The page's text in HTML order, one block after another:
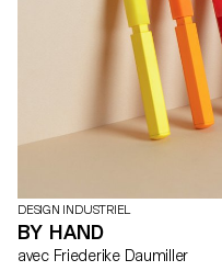
DESIGN INDUSTRIEL
BY HAND
avec Friederike Daumiller